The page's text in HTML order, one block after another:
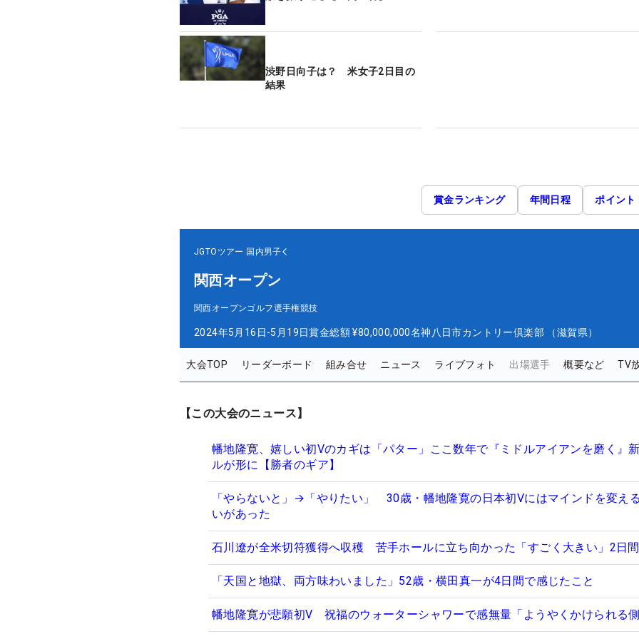
渋野日向子は？ 米女子2日目の
結果
賞金ランキング 年間日程 ポイント
JGTOツアー 国内男子
関西オープン
関西オープンゴルフ選手権競技
2024年5月16日-5月19日賞金総額 ¥80,000,000名神八日市カントリー倶楽部 （滋賀県）
大会TOP リーダーボード 組み合せ ニュース ライブフォト 出場選手 概要など TV
【この大会のニュース】
幡地隆寛、嬉しい初Vのカギは「パター」ここ数年で『ミドルアイアンを磨く』
ルが形に【勝者のギア】
「やらないと」→「やりたい」 30歳・幡地隆寛の日本初Vにはマインドを変え
いがあった
石川遼が全米切符獲得へ収穫 苦手ホールに立ち向かった「すごく大きい」2日間
「天国と地獄、両方味わいました」52歳・横田真一が4日間で感じたこと
幡地隆寛が悲願初V 祝福のウォーターシャワーで感無量「ようやくかけられる